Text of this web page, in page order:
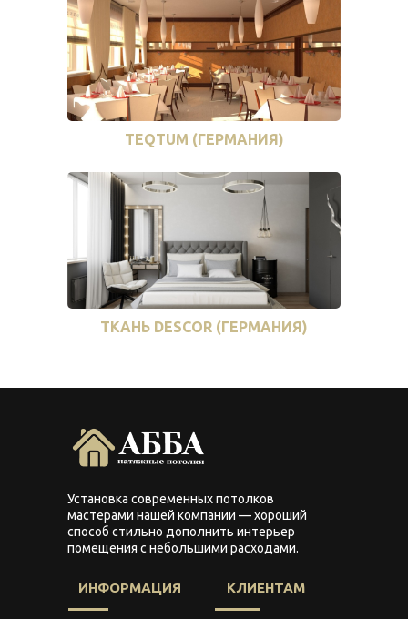
TEQTUM (ГЕРМАНИЯ)
ТКАНЬ DESCOR (ГЕРМАНИЯ)
Установка современных потолков
мастерами нашей компании — хороший
способ стильно дополнить интерьер
помещения с небольшими расходами.
ИНФОРМАЦИЯ КЛИЕНТАМ